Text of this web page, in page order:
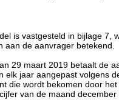
is vastgesteld in bijlage
aan de aanvrager betekend.
29 maart 2019 betaalt de
elk jaar aangepast volgens
die wordt bekomen door
van de maand